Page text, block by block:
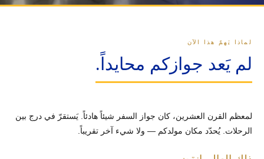
لماذا يَهمّ هذا الآن
لم يَعد جوازكم محايداً.
لمعظم القرن العشرين، كان جواز السفر شيئاً هادئاً. يَستقرّ في درج بين
الرحلات. يُحدّد مكان مولدكم — ولا شيء آخر تقريباً.